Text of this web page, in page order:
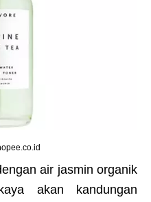
air jasmin organik
akan kandungan